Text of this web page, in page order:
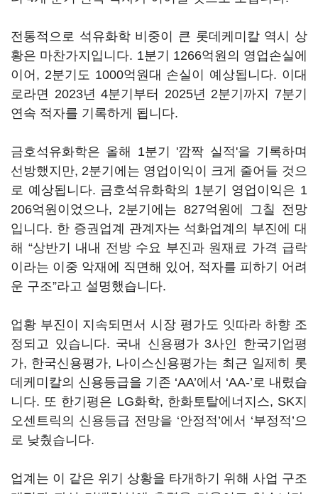
전통적으로 석유화학 비중이 큰 롯데케미칼 역시 상
황은 마찬가지입니다. 1분기 1266억원의 영업손실에
이어, 2분기도 1000억원대 손실이 예상됩니다. 이대
로라면 2023년 4분기부터 2025년 2분기까지 7분기
연속 적자를 기록하게 됩니다.
금호석유화학은 올해 1분기 '깜짝 실적'을 기록하며
선방했지만, 2분기에는 영업이익이 크게 줄어들 것으
로 예상됩니다. 금호석유화학의 1분기 영업이익은 1
206억원이었으나, 2분기에는 827억원에 그칠 전망
입니다. 한 증권업계 관계자는 석화업계의 부진에 대
해 “상반기 내내 전방 수요 부진과 원재료 가격 급락
이라는 이중 악재에 직면해 있어, 적자를 피하기 어려
운 구조”라고 설명했습니다.
업황 부진이 지속되면서 시장 평가도 잇따라 하향 조
정되고 있습니다. 국내 신용평가 3사인 한국기업평
가, 한국신용평가, 나이스신용평가는 최근 일제히 롯
데케미칼의 신용등급을 기존 ‘AA’에서 ‘AA-’로 내렸습
니다. 또 한기평은 LG화학, 한화토탈에너지스, SK지
오센트릭의 신용등급 전망을 ‘안정적’에서 ‘부정적’으
로 낮췄습니다.
업계는 이 같은 위기 상황을 타개하기 위해 사업 구조